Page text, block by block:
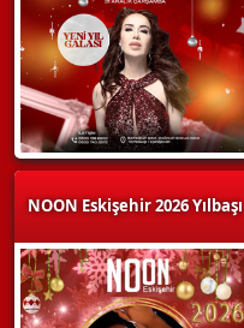
NOON Eskişehir 2026 Yılbaşı